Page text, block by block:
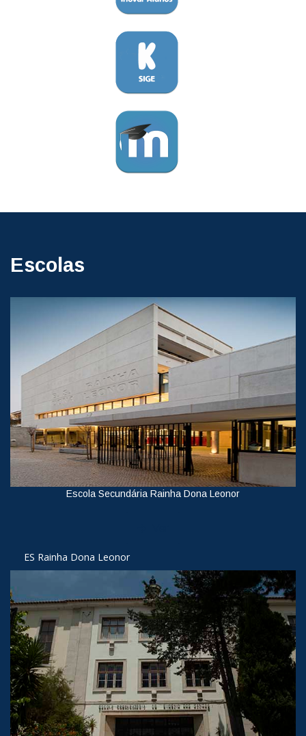
Escolas
Escola Secundária Rainha Dona Leonor
ES Rainha Dona Leonor